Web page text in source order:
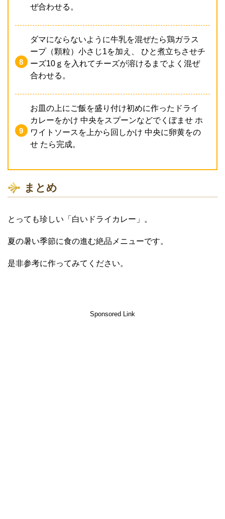
ぜ合わせる。
ダマにならないように牛乳を混ぜたら鶏ガラス
ープ（顆粒）小さじ1を加え、 ひと煮立ちさせチ
ーズ10ｇを入れてチーズが溶けるまでよく混ぜ
合わせる。
お皿の上にご飯を盛り付け初めに作ったドライ
カレーをかけ 中央をスプーンなどでくぼませ ホ
ワイトソースを上から回しかけ 中央に卵黄をの
せ たら完成。
まとめ
とっても珍しい「白いドライカレー」。
夏の暑い季節に食の進む絶品メニューです。
是非参考に作ってみてください。
Sponsored Link